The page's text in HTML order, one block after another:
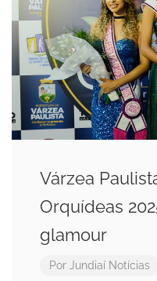
Várzea
Orquídeas
glamour
Por Jundiaí Notícias